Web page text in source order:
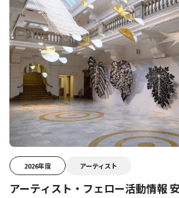
2026年度 アーティスト
アーティスト・フェロー活動情報